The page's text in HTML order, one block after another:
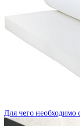
Для чего необходимо